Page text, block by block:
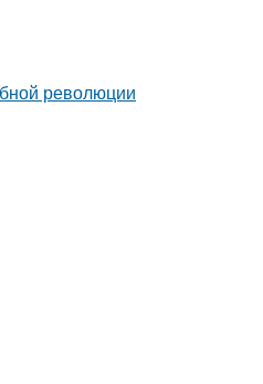
революции